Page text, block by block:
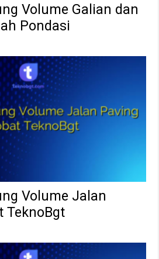
Volume Galian dan
Pondasi
Volume Jalan
TeknoBgt